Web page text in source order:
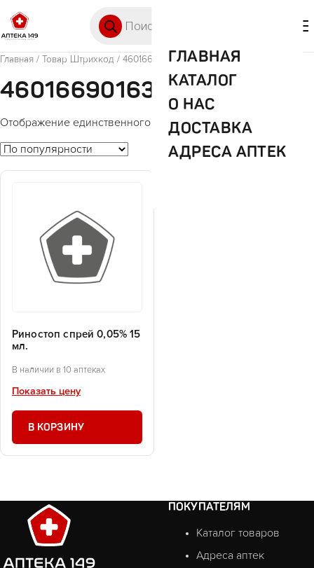
ГЛАВНАЯ
КАТАЛОГ
О НАС
ДОСТАВКА
АДРЕСА АПТЕК
Главная / Товар Штрихкод / 4601669016317
4601669016317
Отображение единственного товара
Риностоп спрей 0,05% 15
мл.
В наличии в 10 аптеках
Показать цену
В КОРЗИНУ
ПОКУПАТЕЛЯМ
Каталог товаров
Адреса аптек